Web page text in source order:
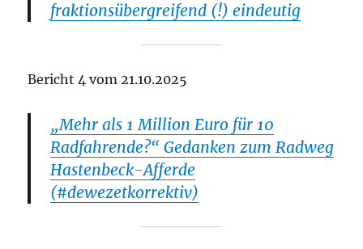
fraktionsübergreifend (!) eindeutig
Bericht 4 vom 21.10.2025
„Mehr als 1 Million Euro für 10
Radfahrende?“ Gedanken zum Radweg
Hastenbeck-Afferde
(#dewezetkorrektiv)